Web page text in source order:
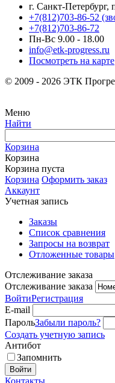
г. Санкт-
+7(812)703-86-52
+7(812)703-86-72
Пн-Вс 9.00 - 18.00
info@etk-progress.ru
Посмотреть на карте
© 2009 - 2026 ЭТК
Меню
Найти
Корзина
Корзина
Корзина пуста
Корзина Оформить заказ
Аккаунт
Учетная запись
Заказы
Список сравнения
Запросы на возврат
Отложенные товары
Отслеживание заказа
Отслеживание заказа
ВойтиРегистрация
E-mail
ПарольЗабыли пароль?
Создать учетную запись
Антибот
Запомнить
Войти
Контакты